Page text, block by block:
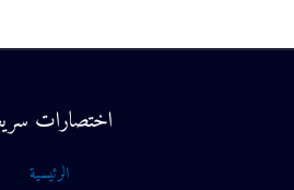
اختصارات
الرئيسية